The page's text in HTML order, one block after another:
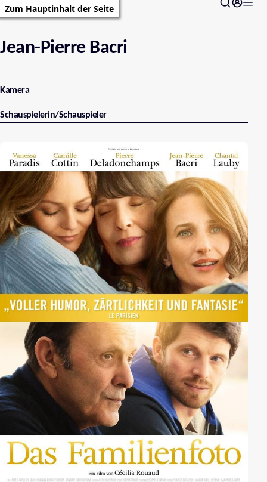
Zum Hauptinhalt der Seite
Jean-Pierre Bacri
Kamera
Schauspielerin/Schauspieler